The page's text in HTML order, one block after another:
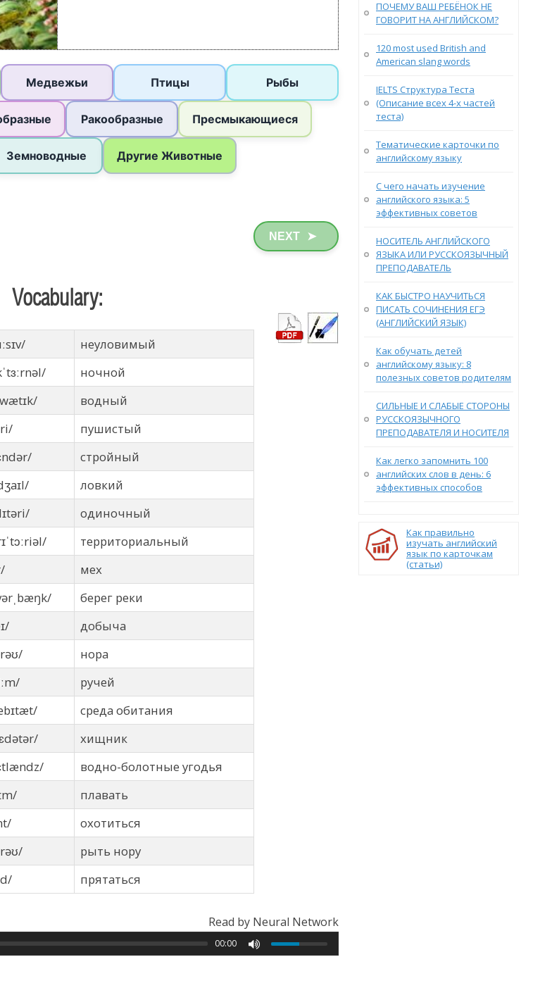
NEXT ➤
Vocabulary:
неуловимый
ночной
водный
пушистый
стройный
ловкий
одиночный
территориальный
мех
берег реки
добыча
нора
ручей
среда обитания
хищник
водно-болотные угодья
плавать
охотиться
рыть нору
прятаться
Read by Neural Network
00:00
ПОЧЕМУ ВАШ РЕБЁНОК НЕ
ГОВОРИТ НА АНГЛИЙСКОМ?
120 most used British and
American slang words
IELTS Структура Теста
(Описание всех 4-х частей
теста)
Тематические карточки по
английскому языку
С чего начать изучение
английского языка: 5
эффективных советов
НОСИТЕЛЬ АНГЛИЙСКОГО
ЯЗЫКА ИЛИ РУССКОЯЗЫЧНЫЙ
ПРЕПОДАВАТЕЛЬ
КАК БЫСТРО НАУЧИТЬСЯ
ПИСАТЬ СОЧИНЕНИЯ ЕГЭ
(АНГЛИЙСКИЙ ЯЗЫК)
Как обучать детей
английскому языку: 8
полезных советов родителям
СИЛЬНЫЕ И СЛАБЫЕ СТОРОНЫ
РУССКОЯЗЫЧНОГО
ПРЕПОДАВАТЕЛЯ И НОСИТЕЛЯ
Как легко запомнить 100
английских слов в день: 6
эффективных способов
Как правильно
изучать английский
язык по карточкам
(статьи)